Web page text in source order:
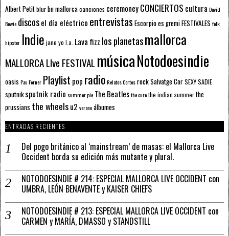
Albert Petitblurbn mallorcacanciones ceremoneyCONCIERTOS cultura David
Bowie discosel día eléctrico entrevistas Escorpioes gremiFESTIVALES folk
hipster Indie jane yo l.a. Lava fizz los planetasmallorca
MALLORCA LIve FESTIVAL músicaNotodoesindie
oasis Pau Forner Playlist pop radioRelatos CortosrockSalvatge CorSEXY SADIE
sputnik sputnik radio summer pie The Beatlesthe curethe indian summerthe
prussians the wheelsu2 veranoálbumes
ENTRADAS RECIENTES
Del pogo británico al ‘mainstream’ de masas: el Mallorca Live
Occident borda su edición más mutante y plural.
NOTODOESINDIE # 214: ESPECIAL MALLORCA LIVE OCCIDENT con
UMBRA, LEÓN BENAVENTE y KAISER CHIEFS
NOTODOESINDIE # 213: ESPECIAL MALLORCA LIVE OCCIDENT con
CARMEN y MARÍA, DMASSO y STANDSTILL